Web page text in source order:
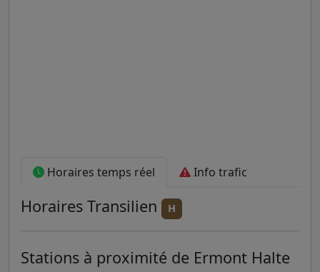
Horaires temps réel Info trafic
Horaires Transilien H
Stations à proximité de Ermont Halte